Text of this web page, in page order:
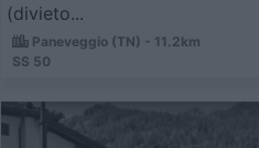
(divieto...
Paneveggio (TN) - 11.2km
SS 50